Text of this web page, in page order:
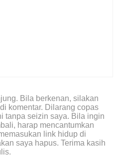
Bila berkenan, silakan
komentar. Dilarang copas
tanpa seizin saya. Bila ingin
harap mencantumkan
link hidup di
saya hapus. Terima kasih